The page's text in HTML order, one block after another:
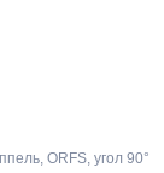
ORFS, угол 90°